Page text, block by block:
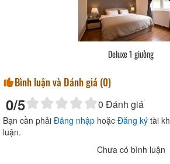
Deluxe 1 giường
Bình luận và Đánh giá (0)
0/5 0 Đánh giá
Bạn cần phải Đăng nhập hoặc Đăng ký tài
luận.
Chưa có bình luận